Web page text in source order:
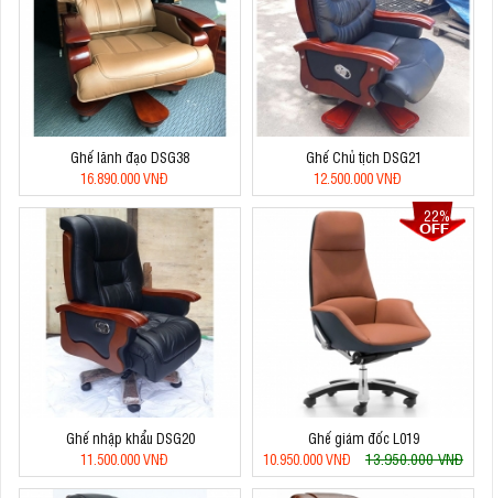
Ghế lãnh đạo DSG38
16.890.000 VNĐ
Ghế Chủ tịch DSG21
12.500.000 VNĐ
Ghế nhập khẩu DSG20
11.500.000 VNĐ
22%
Ghế giám đốc L019
10.950.000 VNĐ
13.950.000 VNĐ